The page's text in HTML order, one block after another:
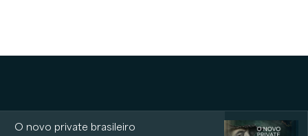
O novo private brasileiro